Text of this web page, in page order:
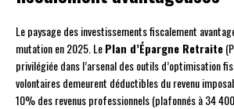
Le paysage des investissements fiscalement
mutation en 2025. LePlan d’Épargne Retraite
privilégiée dans l’arsenal des outils d’optimisation
volontaires demeurent déductibles du revenu
10% des revenus professionnels (plafonnés à 34